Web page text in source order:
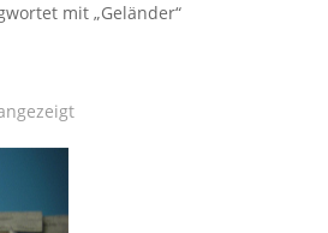
mit „Geländer“